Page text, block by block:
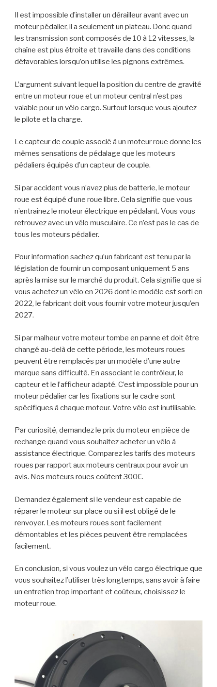
Il est impossible d’installer un dérailleur avant avec un
moteur pédalier, il a seulement un plateau. Donc quand
les transmission sont composés de 10 à 12 vitesses, la
chaîne est plus étroite et travaille dans des conditions
défavorables lorsqu’on utilise les pignons extrêmes.
L’argument suivant lequel la position du centre de gravité
entre un moteur roue et un moteur central n’est pas
valable pour un vélo cargo. Surtout lorsque vous ajoutez
le pilote et la charge.
Le capteur de couple associé à un moteur roue donne les
mêmes sensations de pédalage que les moteurs
pédaliers équipés d’un capteur de couple.
Si par accident vous n’avez plus de batterie, le moteur
roue est équipé d’une roue libre. Cela signifie que vous
n’entraînez le moteur électrique en pédalant. Vous vous
retrouvez avec un vélo musculaire. Ce n’est pas le cas de
tous les moteurs pédalier.
Pour information sachez qu’un fabricant est tenu par la
législation de fournir un composant uniquement 5 ans
après la mise sur le marché du produit. Cela signifie que si
vous achetez un vélo en 2026 dont le modèle est sorti en
2022, le fabricant doit vous fournir votre moteur jusqu’en
2027.
Si par malheur votre moteur tombe en panne et doit être
changé au-delà de cette période, les moteurs roues
peuvent être remplacés par un modèle d’une autre
marque sans difficulté. En associant le contrôleur, le
capteur et le l’afficheur adapté. C’est impossible pour un
moteur pédalier car les fixations sur le cadre sont
spécifiques à chaque moteur. Votre vélo est inutilisable.
Par curiosité, demandez le prix du moteur en pièce de
rechange quand vous souhaitez acheter un vélo à
assistance électrique. Comparez les tarifs des moteurs
roues par rapport aux moteurs centraux pour avoir un
avis. Nos moteurs roues coûtent 300€.
Demandez également si le vendeur est capable de
réparer le moteur sur place ou si il est obligé de le
renvoyer. Les moteurs roues sont facilement
démontables et les pièces peuvent être remplacées
facilement.
En conclusion, si vous voulez un vélo cargo électrique que
vous souhaitez l’utiliser très longtemps, sans avoir à faire
un entretien trop important et coûteux, choisissez le
moteur roue.